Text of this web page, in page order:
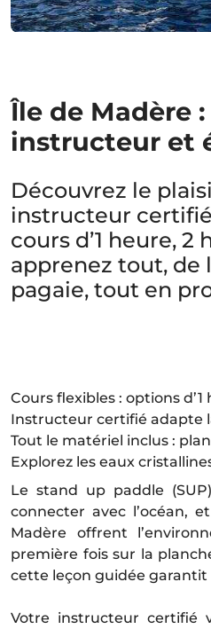
Île de Madère
instructeur et
Découvrez le
instructeur certifié
cours d’1 heure,
apprenez tout, de
pagaie, tout en
Cours flexibles : options
Instructeur certifié adapte
Tout le matériel inclus :
Explorez les eaux
Le stand up paddle
connecter avec l’océan,
Madère offrent
première fois sur la
cette leçon guidée
Votre instructeur certifié